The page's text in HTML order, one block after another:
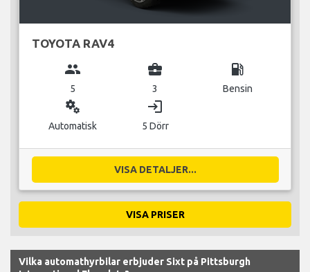
TOYOTA RAV4
group
5
business_center
3
local_gas_station
Bensin
miscellaneous_services
Automatisk
login
5 Dörr
VISA DETALJER...
VISA PRISER
Vilka automathyrbilar erbjuder Sixt på Pittsburgh